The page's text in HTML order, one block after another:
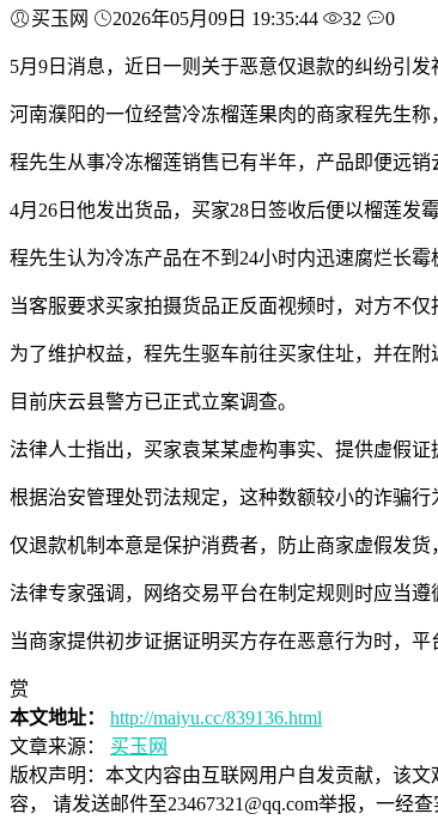
买玉网 2026年05月09日 19:35:44 32 0
5月9日消息，近日一则关于恶意仅退款的纠纷引发
河南濮阳的一位经营冷冻榴莲果肉的商家程先生称
程先生从事冷冻榴莲销售已有半年，产品即便远销
4月26日他发出货品，买家28日签收后便以榴莲发
程先生认为冷冻产品在不到24小时内迅速腐烂长
当客服要求买家拍摄货品正反面视频时，对方不
为了维护权益，程先生驱车前往买家住址，并在
目前庆云县警方已正式立案调查。
法律人士指出，买家袁某某虚构事实、提供虚假
根据治安管理处罚法规定，这种数额较小的诈骗
仅退款机制本意是保护消费者，防止商家虚假发
法律专家强调，网络交易平台在制定规则时应当
当商家提供初步证据证明买方存在恶意行为时，
赏
本文地址：
http://maiyu.cc/839136.html
文章来源：
买玉网
版权声明： 本文内容由互联网用户自发贡献，该
容， 请发送邮件至23467321@qq.com举报，一经